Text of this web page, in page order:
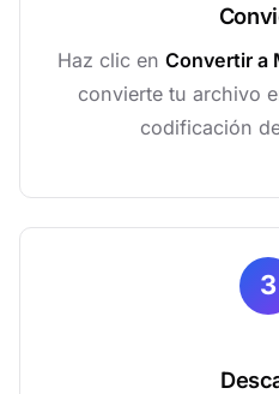
Haz clic en Convertir a
convierte tu archivo
codificación
3